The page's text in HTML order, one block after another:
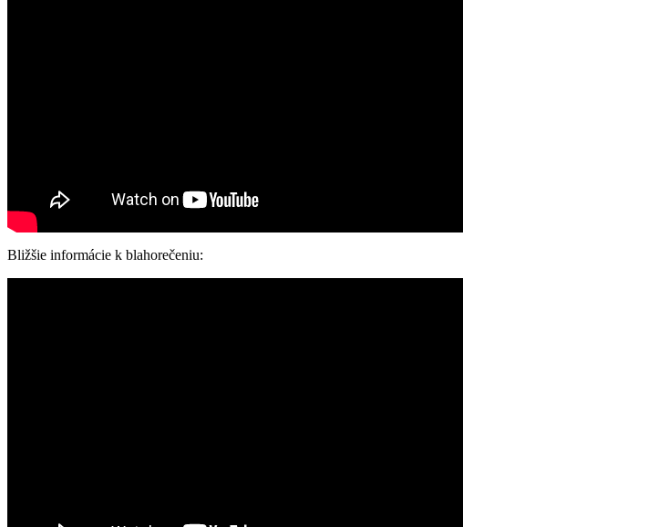
Bližšie informácie k blahorečeniu: